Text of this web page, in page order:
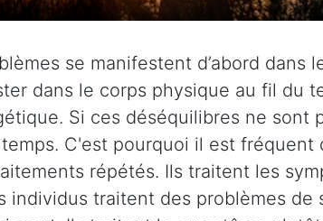
se manifestent d’abord dans
dans le corps physique au fil du
Si ces déséquilibres ne
C'est pourquoi il est
répétés. Ils traitent les
individus traitent des problèmes